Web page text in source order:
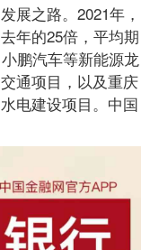
展之路。2021年，
年的25倍，平均期
鹏汽车等新能源龙
通项目，以及重庆
电建设项目。中国